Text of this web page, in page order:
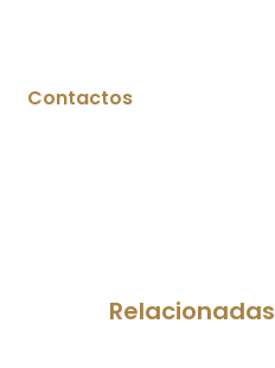
Contactos
Relacionadas